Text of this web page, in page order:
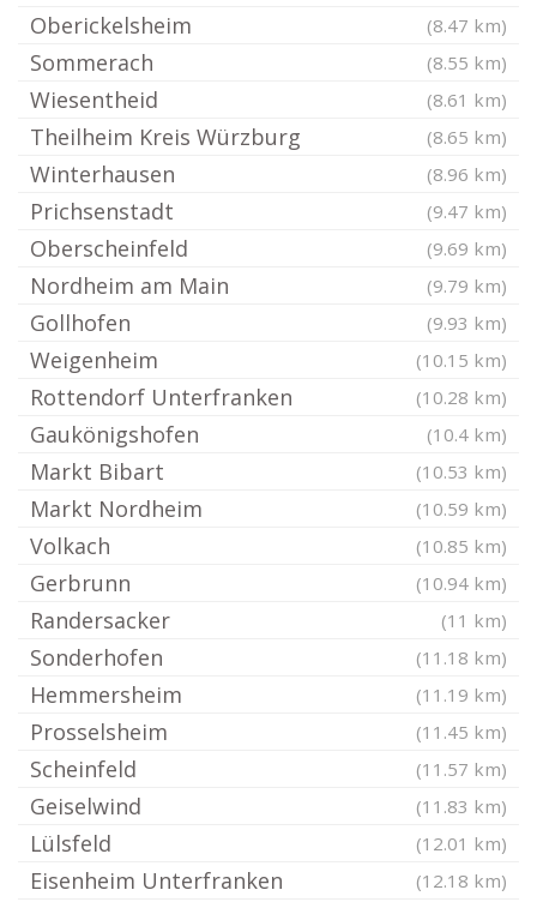
Oberickelsheim (8.47 km)
Sommerach (8.55 km)
Wiesentheid (8.61 km)
Theilheim Kreis Würzburg (8.65 km)
Winterhausen (8.96 km)
Prichsenstadt (9.47 km)
Oberscheinfeld (9.69 km)
Nordheim am Main (9.79 km)
Gollhofen (9.93 km)
Weigenheim (10.15 km)
Rottendorf Unterfranken (10.28 km)
Gaukönigshofen (10.4 km)
Markt Bibart (10.53 km)
Markt Nordheim (10.59 km)
Volkach (10.85 km)
Gerbrunn (10.94 km)
Randersacker (11 km)
Sonderhofen (11.18 km)
Hemmersheim (11.19 km)
Prosselsheim (11.45 km)
Scheinfeld (11.57 km)
Geiselwind (11.83 km)
Lülsfeld (12.01 km)
Eisenheim Unterfranken (12.18 km)